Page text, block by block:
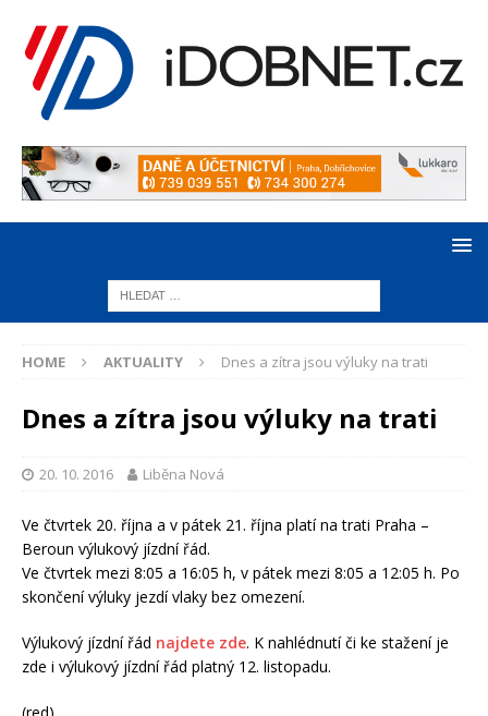
HOME AKTUALITY Dnes a zítra jsou výluky na trati
Dnes a zítra jsou výluky na trati
20. 10. 2016 Liběna Nová
Ve čtvrtek 20. října a v pátek 21. října platí na trati Praha –
Beroun výlukový jízdní řád.
Ve čtvrtek mezi 8:05 a 16:05 h, v pátek mezi 8:05 a 12:05 h. Po
skončení výluky jezdí vlaky bez omezení.
Výlukový jízdní řád najdete zde. K nahlédnutí či ke stažení je
zde i výlukový jízdní řád platný 12. listopadu.